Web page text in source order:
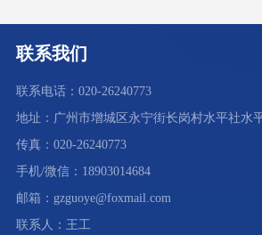
联系我们
联系电话：020-26240773
地址：广州市增城区永宁街长岗村水平社水
传真：020-26240773
手机/微信：18903014684
邮箱：gzguoye@foxmail.com
联系人：王工